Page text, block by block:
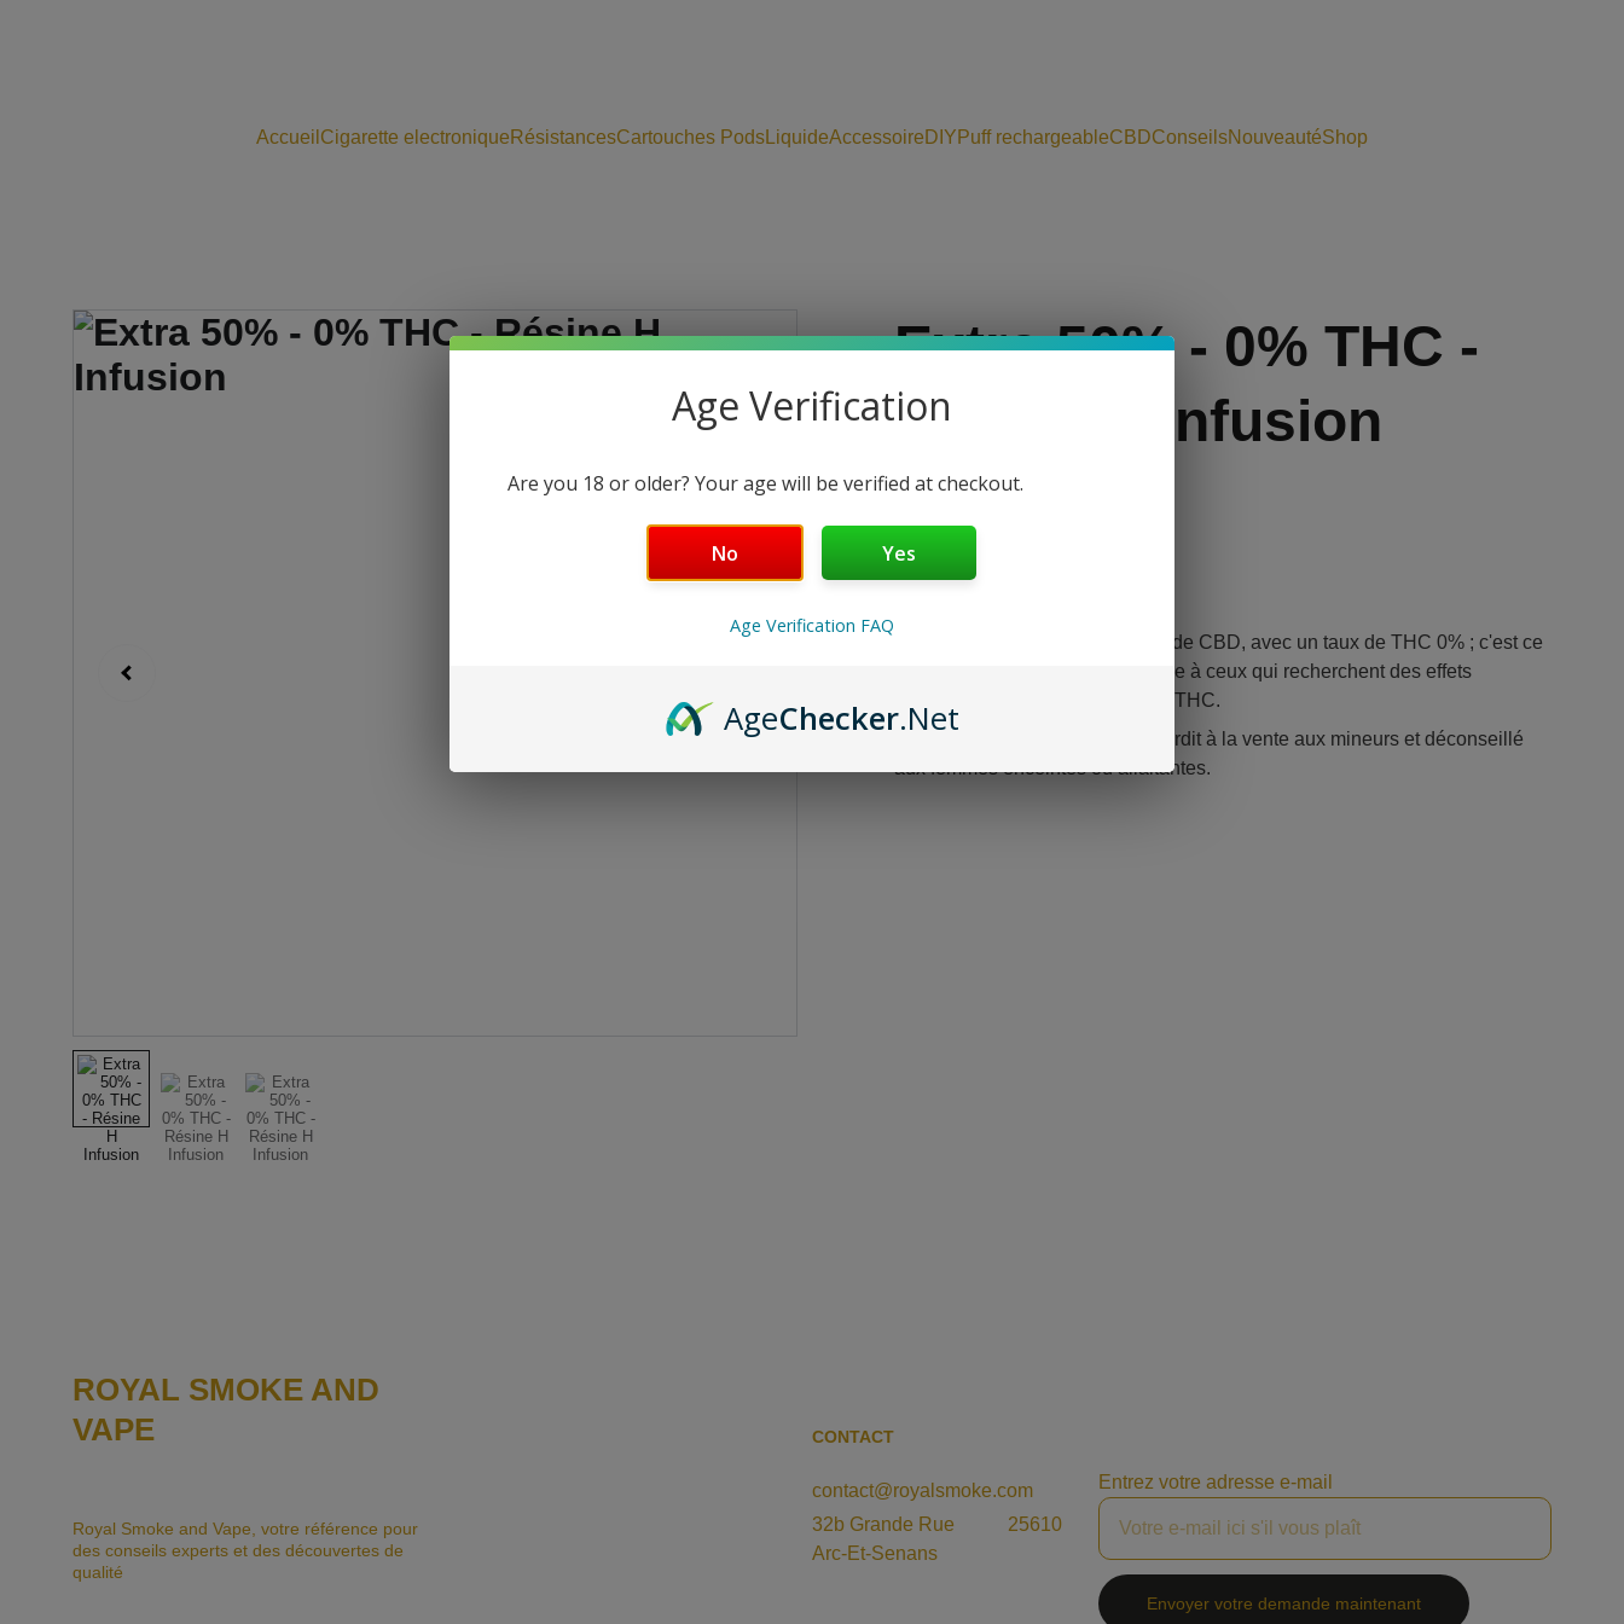
Accueil Cigarette electronique RésistancesCartouches PodsLiquideAccessoire DIY Puff rechargeableCBDConseilsNouveautéShop
Extra 50% - 0% THC -
Résine H Infusion
RESINE
€6.00
La Résine H Extra contient 50% de CBD, avec un taux de THC 0% ; c'est ce
qui en fait sa force ! Elle s'adresse à ceux qui recherchent des effets
puissants, sans aucune trace de THC.
Produit destiné à être infusé, interdit à la vente aux mineurs et déconseillé
aux femmes enceintes ou allaitantes.
ROYAL SMOKE AND
VAPE
Royal Smoke and Vape, votre référence pour
des conseils experts et des découvertes de
qualité
CONTACT
contact@royalsmoke.com Entrez votre adresse e-mail
Envoyer votre demande maintenant
32b Grande Rue           25610
Arc-Et-Senans
Age Verification
Are you 18 or older? Your age will be verified at checkout.
No Yes
Age Verification FAQ
AgeChecker.Net